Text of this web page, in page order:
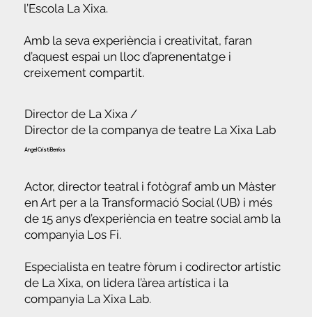
l’Escola La Xixa.
Amb la seva experiència i creativitat, faran
d’aquest espai un lloc d’aprenentatge i
creixement compartit.
Director de La Xixa /
Director de la companya de teatre La Xixa Lab
Angel Cristi Berríos
Actor, director teatral i fotògraf amb un Màster
en Art per a la Transformació Social (UB) i més
de 15 anys d’experiència en teatre social amb la
companyia Los Fi.
Especialista en teatre fòrum i codirector artístic
de La Xixa, on lidera l’àrea artística i la
companyia La Xixa Lab.